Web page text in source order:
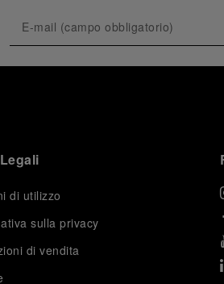
di utilizzo
sulla privacy
di vendita